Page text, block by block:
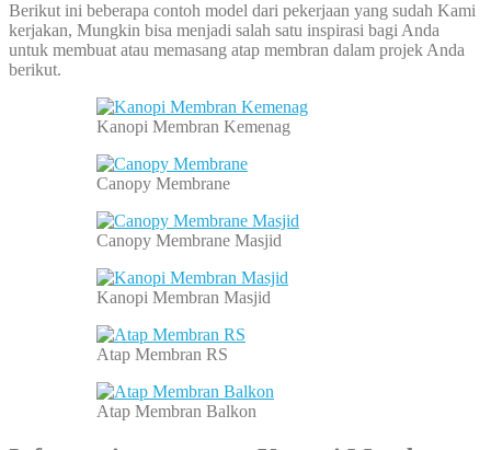
Berikut ini beberapa contoh model dari pekerjaan yang sudah Kami
kerjakan, Mungkin bisa menjadi salah satu inspirasi bagi Anda
untuk membuat atau memasang atap membran dalam projek Anda
berikut.
Kanopi Membran Kemenag
Canopy Membrane
Canopy Membrane Masjid
Kanopi Membran Masjid
Atap Membran RS
Atap Membran Balkon